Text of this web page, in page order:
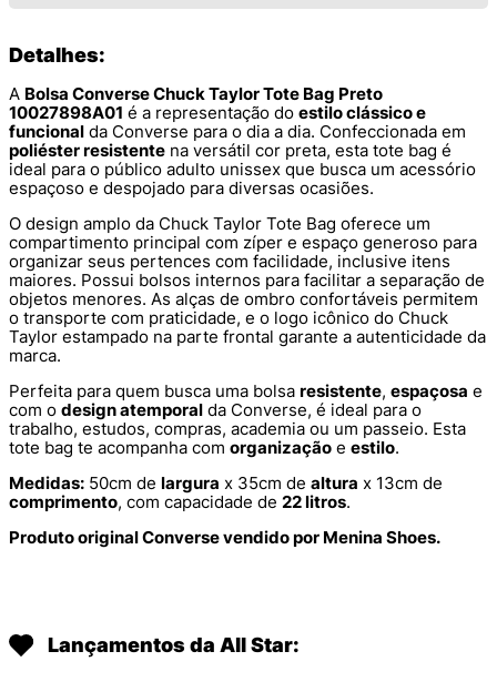
Detalhes:
A Bolsa Converse Chuck Taylor Tote Bag Preto
10027898A01 é a representação do estilo clássico e
funcional da Converse para o dia a dia. Confeccionada em
poliéster resistente na versátil cor preta, esta tote bag é
ideal para o público adulto unissex que busca um acessório
espaçoso e despojado para diversas ocasiões.
O design amplo da Chuck Taylor Tote Bag oferece um
compartimento principal com zíper e espaço generoso para
organizar seus pertences com facilidade, inclusive itens
maiores. Possui bolsos internos para facilitar a separação de
objetos menores. As alças de ombro confortáveis permitem
o transporte com praticidade, e o logo icônico do Chuck
Taylor estampado na parte frontal garante a autenticidade da
marca.
Perfeita para quem busca uma bolsa resistente, espaçosa e
com o design atemporal da Converse, é ideal para o
trabalho, estudos, compras, academia ou um passeio. Esta
tote bag te acompanha com organização e estilo.
Medidas: 50cm de largura x 35cm de altura x 13cm de
comprimento, com capacidade de 22 litros.
Produto original Converse vendido por Menina Shoes.
Lançamentos da All Star: